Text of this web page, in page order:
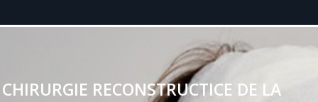
CHIRURGIE RECONSTRUCTICE DE LA